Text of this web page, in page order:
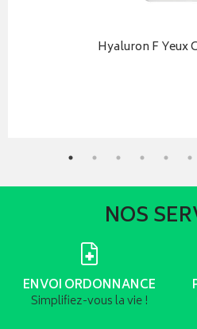
Hyaluron F Yeux
NOS
ENVOI ORDONNANCE
Simplifiez-vous la vie !